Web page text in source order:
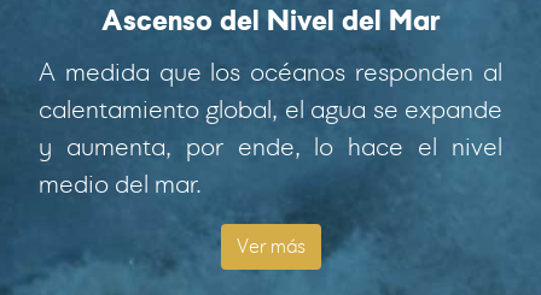
Ascenso del Nivel del Mar
A medida que los océanos responden al
calentamiento global, el agua se expande
y aumenta, por ende, lo hace el nivel
medio del mar.
Ver más